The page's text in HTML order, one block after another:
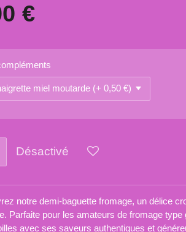
€
Désactivé
notre demi-baguette fromage, un délice
Parfaite pour les amateurs de fromage type
avec ses saveurs authentiques et